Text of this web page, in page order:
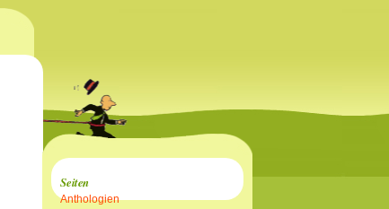
Seiten
Anthologien